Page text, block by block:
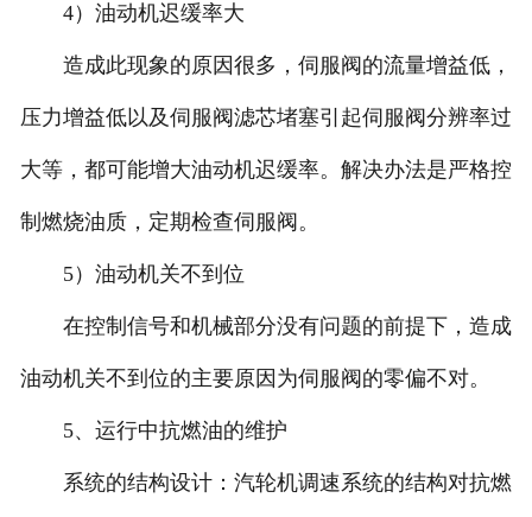
4）油动机迟缓率大
造成此现象的原因很多，伺服阀的流量增益低，
压力增益低以及伺服阀滤芯堵塞引起伺服阀分辨率过
大等，都可能增大油动机迟缓率。解决办法是严格控
制燃烧油质，定期检查伺服阀。
5）油动机关不到位
在控制信号和机械部分没有问题的前提下，造成
油动机关不到位的主要原因为伺服阀的零偏不对。
5、运行中抗燃油的维护
系统的结构设计：汽轮机调速系统的结构对抗燃